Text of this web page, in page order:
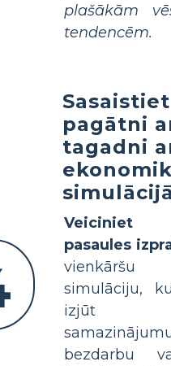
plašākām
tendencēm.
Sasaistiet
pagātni
tagadni
Veiciniet
pasaules
simulāciju,
izjūt
bezdarbu